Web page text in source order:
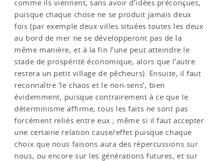
comme ils viennent, sans avoir d’idées préconçues,
puisque chaque chose ne se produit jamais deux
fois (par exemple deux villes situées toutes les deux
au bord de mer ne se développeront pas de la
même manière, et à la fin l’une peut atteindre le
stade de prospérité économique, alors que l’autre
restera un petit village de pêcheurs). Ensuite, il faut
reconnaître ’le chaos et le non-sens’, bien
évidemment, puisque contrairement à ce que le
déterminisme affirme, tous les faits ne sont pas
forcément reliés entre eux ; même si il faut accepter
une certaine relation cause/effet puisque chaque
choix que nous faisons aura des répercussions sur
nous, ou encore sur les générations futures, et sur